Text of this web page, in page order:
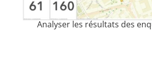
Analyser les résultats des